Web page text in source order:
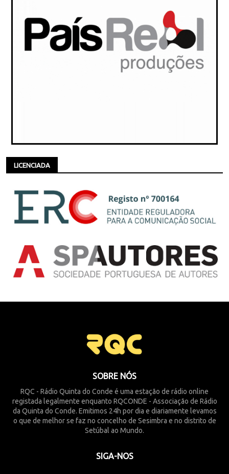
LICENCIADA
SOBRE NÓS
RQC - Rádio Quinta do Conde é uma estação de rádio online
registada legalmente enquanto RQCONDE - Associação de Rádio
da Quinta do Conde. Emitimos 24h por dia e diariamente levamos
o que de melhor se faz no concelho de Sesimbra e no distrito de
Setúbal ao Mundo.
SIGA-NOS